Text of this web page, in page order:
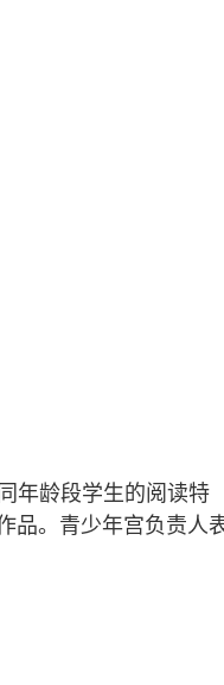
年龄段学生的阅读特
品。青少年宫负责人